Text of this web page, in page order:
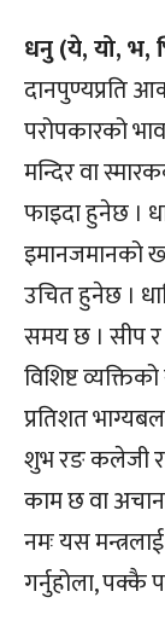
धनु (ये, यो, भ,
दानपुण्यप्रति
परोपकारको
मन्दिर वा
फाइदा हुनेछ ।
इमानजमानको
उचित हुनेछ ।
समय छ । सीप र
विशिष्ट
प्रतिशत
शुभ रङ कलेजी र
काम छ वा
नमः यस
गर्नुहोला, पक्कै